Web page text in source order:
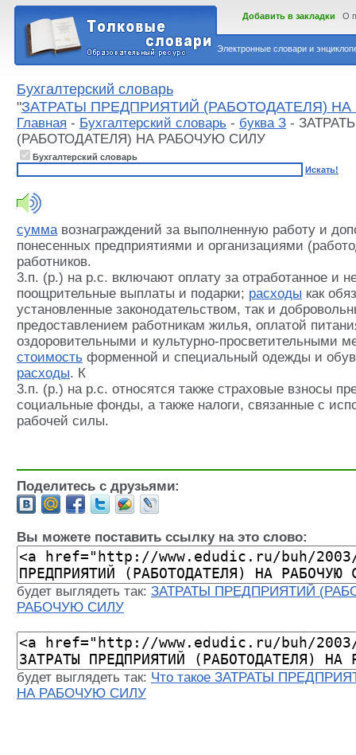
Электронные словари и
Добавить в закладки О
Бухгалтерский словарь
"ЗАТРАТЫ ПРЕДПРИЯТИЙ (РАБОТОДАТЕЛЯ)
Главная - Бухгалтерский словарь - буква З -
(РАБОТОДАТЕЛЯ) НА РАБОЧУЮ СИЛУ
Бухгалтерский словарь
Искать!
суммавознаграждений за выполненную работу и
понесенных предприятиями и организациями
работников.
3.п. (р.) на р.с. включают оплату за отработанное и
поощрительные выплаты и подарки; расходы как
установленные законодательством, так и
предоставлением работникам жилья, оплатой
оздоровительными и культурно-просветительными
стоимость форменной и специальный одежды и
расходы. К
3.п. (р.) на р.с. относятся также страховые взносы
социальные фонды, а также налоги, связанные с
рабочей силы.
Поделитесь с друзьями:
Вы можете поставить ссылку на это слово:
будет выглядеть так: ЗАТРАТЫ ПРЕДПРИЯТИЙ
РАБОЧУЮ СИЛУ
будет выглядеть так: Что такое ЗАТРАТЫ
НА РАБОЧУЮ СИЛУ